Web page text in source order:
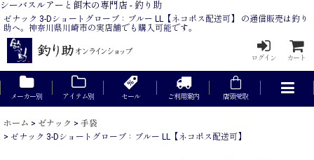
シーバスルアーと餌木の専門店 - 釣り助
ゼナック 3-Dショートグローブ：ブルー LL【ネコポス配送可】 の通信販売は釣り
助へ。神奈川県川崎市の実店舗でも購入可能です。
ログイン カート
メーカー別 アイテム別 セール ご利用案内 店頭受取
ホーム > ゼナック > 手袋
> ゼナック 3-Dショートグローブ：ブルー LL【ネコポス配送可】